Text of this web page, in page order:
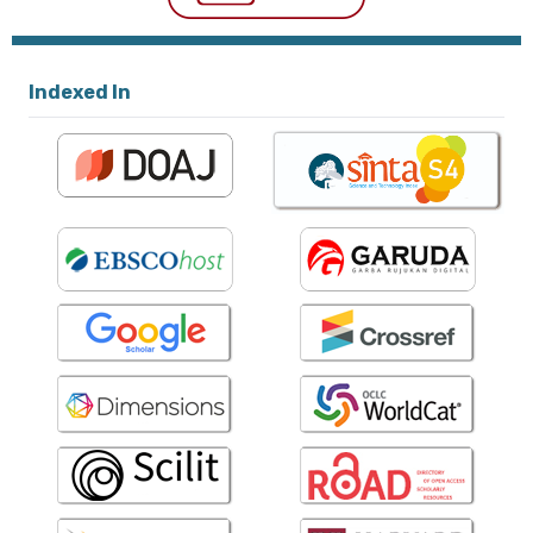
Indexed In